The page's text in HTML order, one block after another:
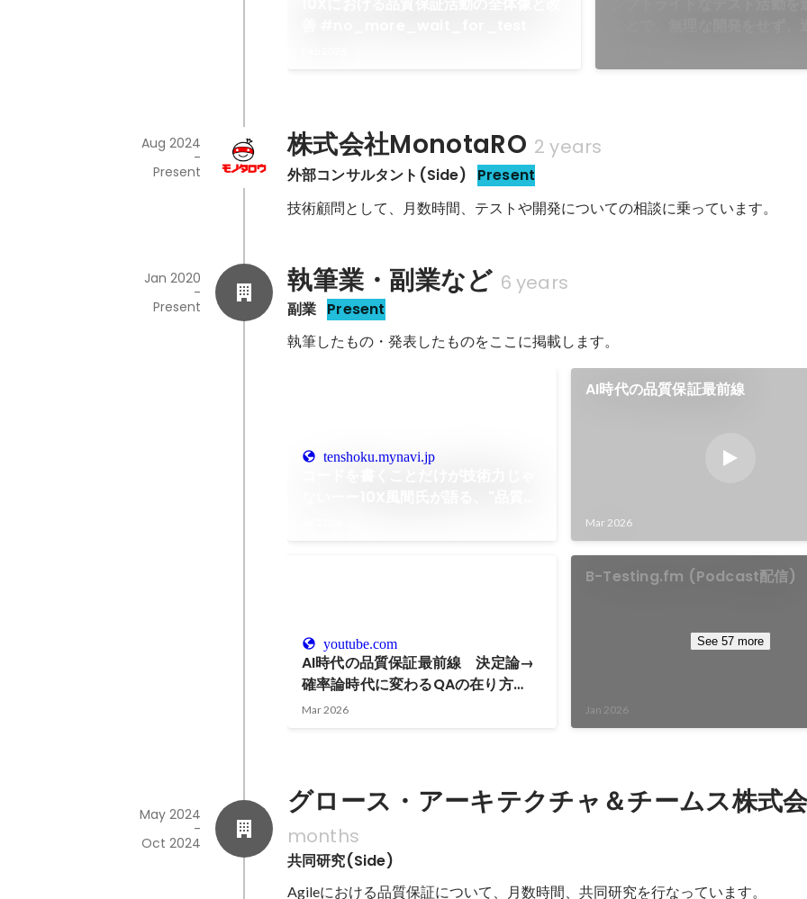
クトを作り上げているお話
株式会社MonotaRO 2 years
外部コンサルタント(Side) Present
Aug 2024
-
Present
技術顧問として、月数時間、テストや開発についての相談に乗っています。
執筆業・副業など 6 years
副業 Present
Jan 2020
-
Present
執筆したもの・発表したものをここに掲載します。
tenshoku.mynavi.jp
AI時代の品質保証最前線
Mar 2026
youtube.com
AI時代の品質保証最前線 決定論→
確率論時代に変わるQAの在り方
（インタビュー動画）
Mar 2026
B-Testing.fm (Podcast配信)
Jan 2026
See 57 more
グロース・アーキテクチャ＆チームス株式
months
共同研究(Side)
May 2024
-
Oct 2024
Agileにおける品質保証について、月数時間、共同研究を行なっています。